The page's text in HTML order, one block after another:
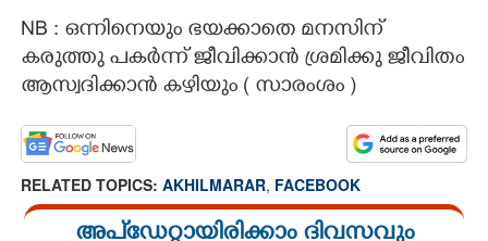
NB : ഒന്നിനെയും ഭയക്കാതെ മനസിന്‌
കരുത്തു പകർന്ന് ജീവിക്കാൻ ശ്രമിക്കു ജീവിതം
ആസ്വദിക്കാൻ കഴിയും ( സാരംശം )
RELATED TOPICS: AKHILMARAR, FACEBOOK
അപ്ഡേറ്റായിരിക്കാം ദിവസവും